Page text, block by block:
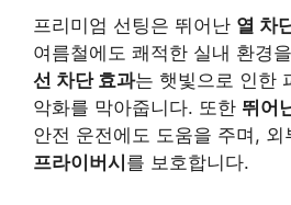
프리미엄 선팅은 뛰어난 열 차
여름철에도 쾌적한 실내 환경
선 차단 효과는 햇빛으로 인한
악화를 막아줍니다. 또한 뛰어
안전 운전에도 도움을 주며, 외
프라이버시 를 보호합니다.